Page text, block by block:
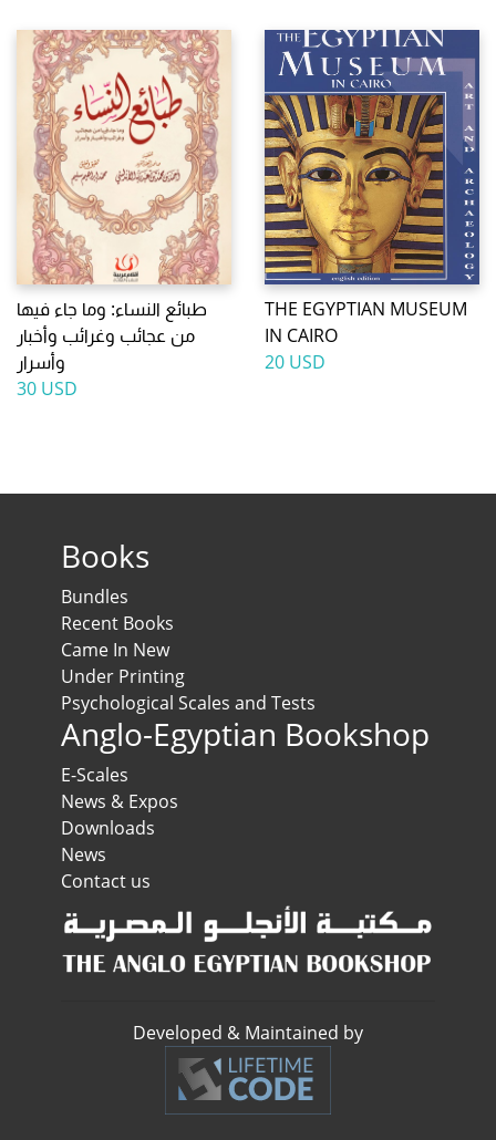
طبائع النساء: وما جاء فيها
من عجائب وغرائب وأخبار
وأسرار
30 USD
THE EGYPTIAN MUSEUM
IN CAIRO
20 USD
Books
Bundles
Recent Books
Came In New
Under Printing
Psychological Scales and Tests
Anglo-Egyptian Bookshop
E-Scales
News & Expos
Downloads
News
Contact us
Developed & Maintained by